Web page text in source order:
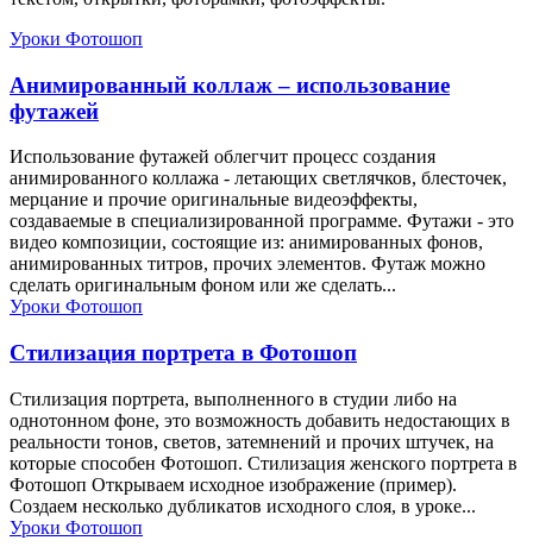
Уроки Фотошоп
Анимированный коллаж – использование
футажей
Использование футажей облегчит процесс создания
анимированного коллажа - летающих светлячков, блесточек,
мерцание и прочие оригинальные видеоэффекты,
создаваемые в специализированной программе. Футажи - это
видео композиции, состоящие из: анимированных фонов,
анимированных титров, прочих элементов. Футаж можно
сделать оригинальным фоном или же сделать...
Уроки Фотошоп
Стилизация портрета в Фотошоп
Стилизация портрета, выполненного в студии либо на
однотонном фоне, это возможность добавить недостающих в
реальности тонов, светов, затемнений и прочих штучек, на
которые способен Фотошоп. Стилизация женского портрета в
Фотошоп Открываем исходное изображение (пример).
Создаем несколько дубликатов исходного слоя, в уроке...
Уроки Фотошоп